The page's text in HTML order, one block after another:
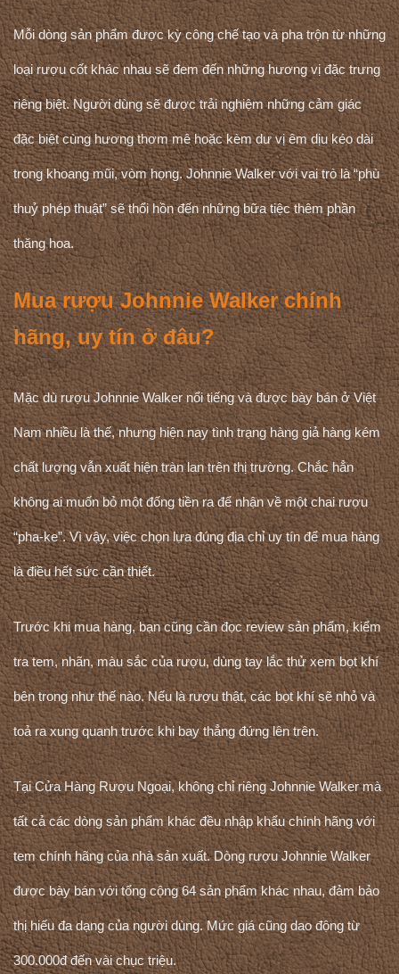
Mỗi dòng sản phẩm được kỳ công chế tạo và pha trộn từ những
loại rượu cốt khác nhau sẽ đem đến những hương vị đặc trưng
riêng biệt. Người dùng sẽ được trải nghiệm những cảm giác
đặc biệt cùng hương thơm mê hoặc kèm dư vị êm dịu kéo dài
trong khoang mũi, vòm họng. Johnnie Walker với vai trò là “phù
thuỷ phép thuật” sẽ thổi hồn đến những bữa tiệc thêm phần
thăng hoa.
Mua rượu Johnnie Walker chính
hãng, uy tín ở đâu?
Mặc dù rượu Johnnie Walker nổi tiếng và được bày bán ở Việt
Nam nhiều là thế, nhưng hiện nay tình trạng hàng giả hàng kém
chất lượng vẫn xuất hiện tràn lan trên thị trường. Chắc hẳn
không ai muốn bỏ một đống tiền ra để nhận về một chai rượu
“pha-ke”. Vì vậy, việc chọn lựa đúng địa chỉ uy tín để mua hàng
là điều hết sức cần thiết.
Trước khi mua hàng, bạn cũng cần đọc review sản phẩm, kiểm
tra tem, nhãn, màu sắc của rượu, dùng tay lắc thử xem bọt khí
bên trong như thế nào. Nếu là rượu thật, các bọt khí sẽ nhỏ và
toả ra xung quanh trước khi bay thẳng đứng lên trên.
Tại Cửa Hàng Rượu Ngoại, không chỉ riêng Johnnie Walker mà
tất cả các dòng sản phẩm khác đều nhập khẩu chính hãng với
tem chính hãng của nhà sản xuất. Dòng rượu Johnnie Walker
được bày bán với tổng cộng 64 sản phẩm khác nhau, đảm bảo
thị hiếu đa dạng của người dùng. Mức giá cũng dao động từ
300.000đ đến vài chục triệu.